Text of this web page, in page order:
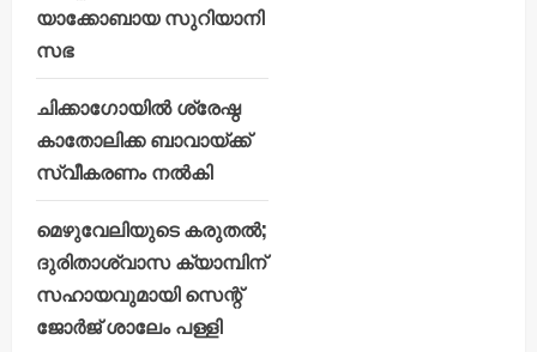
യാക്കോബായ സുറിയാനി
സഭ
ചിക്കാഗോയിൽ ശ്രേഷ്ഠ
കാതോലിക്ക ബാവായ്ക്ക്
സ്വീകരണം നൽകി
മെഴുവേലിയുടെ കരുതൽ;
ദുരിതാശ്വാസ ക്യാമ്പിന്
സഹായവുമായി സെന്റ്
ജോർജ് ശാലേം പള്ളി